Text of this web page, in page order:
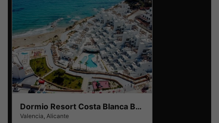
Dormio Resort Costa Blanca Beach & Spa
Valencia, Alicante